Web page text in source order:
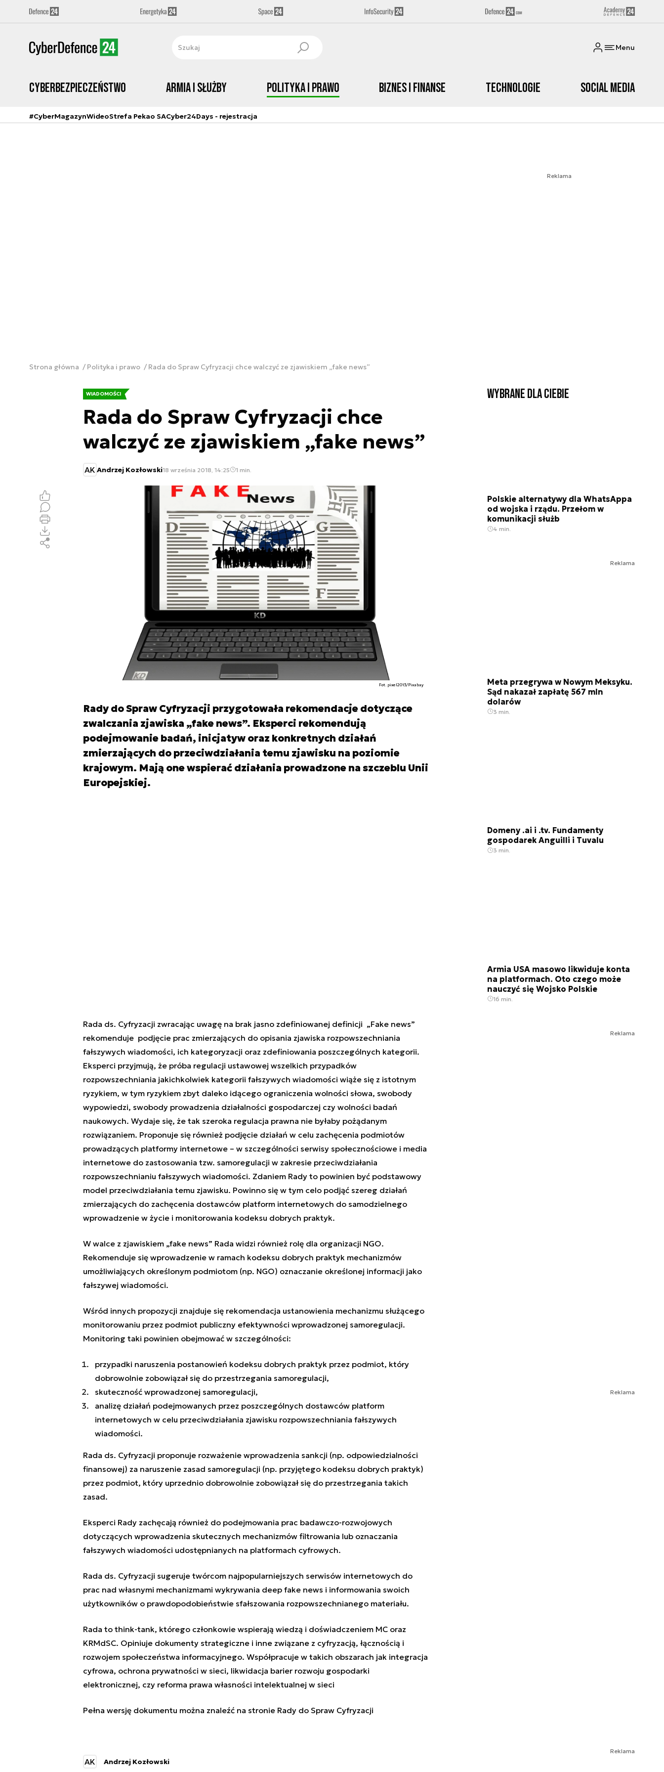
Menu
Cyberbezpieczeństwo Armia i Służby Polityka i prawo Biznes i Finanse Technologie Social media
#CyberMagazynWideoStrefa Pekao SACyber24Days - rejestracja
Reklama
Strona główna Polityka i prawo Rada do Spraw Cyfryzacji chce walczyć ze zjawiskiem „fake news”
WIADOMOŚCI
Rada do Spraw Cyfryzacji chce
walczyć ze zjawiskiem „fake news”
AK Andrzej Kozłowski18 września 2018, 14:25 1 min.
Fot. pixel2013/Pixabay
Rady do Spraw Cyfryzacji przygotowała rekomendacje dotyczące
zwalczania zjawiska „fake news”. Eksperci rekomendują
podejmowanie badań, inicjatyw oraz konkretnych działań
zmierzających do przeciwdziałania temu zjawisku na poziomie
krajowym. Mają one wspierać działania prowadzone na szczeblu Unii
Europejskiej.
Rada ds. Cyfryzacji zwracając uwagę na brak jasno zdefiniowanej definicji „Fake news”
rekomenduje podjęcie prac zmierzających do opisania zjawiska rozpowszechniania
fałszywych wiadomości, ich kategoryzacji oraz zdefiniowania poszczególnych kategorii.
Eksperci przyjmują, że próba regulacji ustawowej wszelkich przypadków
rozpowszechniania jakichkolwiek kategorii fałszywych wiadomości wiąże się z istotnym
ryzykiem, w tym ryzykiem zbyt daleko idącego ograniczenia wolności słowa, swobody
wypowiedzi, swobody prowadzenia działalności gospodarczej czy wolności badań
naukowych. Wydaje się, że tak szeroka regulacja prawna nie byłaby pożądanym
rozwiązaniem. Proponuje się również podjęcie działań w celu zachęcenia podmiotów
prowadzących platformy internetowe – w szczególności serwisy społecznościowe i media
internetowe do zastosowania tzw. samoregulacji w zakresie przeciwdziałania
rozpowszechnianiu fałszywych wiadomości. Zdaniem Rady to powinien być podstawowy
model przeciwdziałania temu zjawisku. Powinno się w tym celo podjąć szereg działań
zmierzających do zachęcenia dostawców platform internetowych do samodzielnego
wprowadzenie w życie i monitorowania kodeksu dobrych praktyk.
W walce z zjawiskiem „fake news” Rada widzi również rolę dla organizacji NGO.
Rekomenduje się wprowadzenie w ramach kodeksu dobrych praktyk mechanizmów
umożliwiających określonym podmiotom (np. NGO) oznaczanie określonej informacji jako
fałszywej wiadomości.
Wśród innych propozycji znajduje się rekomendacja ustanowienia mechanizmu służącego
monitorowaniu przez podmiot publiczny efektywności wprowadzonej samoregulacji.
Monitoring taki powinien obejmować w szczególności:
przypadki naruszenia postanowień kodeksu dobrych praktyk przez podmiot, który
dobrowolnie zobowiązał się do przestrzegania samoregulacji,
skuteczność wprowadzonej samoregulacji,
analizę działań podejmowanych przez poszczególnych dostawców platform
internetowych w celu przeciwdziałania zjawisku rozpowszechniania fałszywych
wiadomości.
Rada ds. Cyfryzacji proponuje rozważenie wprowadzenia sankcji (np. odpowiedzialności
finansowej) za naruszenie zasad samoregulacji (np. przyjętego kodeksu dobrych praktyk)
przez podmiot, który uprzednio dobrowolnie zobowiązał się do przestrzegania takich
zasad.
Eksperci Rady zachęcają również do podejmowania prac badawczo-rozwojowych
dotyczących wprowadzenia skutecznych mechanizmów filtrowania lub oznaczania
fałszywych wiadomości udostępnianych na platformach cyfrowych.
Rada ds. Cyfryzacji sugeruje twórcom najpopularniejszych serwisów internetowych do
prac nad własnymi mechanizmami wykrywania deep fake news i informowania swoich
użytkowników o prawdopodobieństwie sfałszowania rozpowszechnianego materiału.
Rada to think-tank, którego członkowie wspierają wiedzą i doświadczeniem MC oraz
KRMdSC. Opiniuje dokumenty strategiczne i inne związane z cyfryzacją, łącznością i
rozwojem społeczeństwa informacyjnego. Współpracuje w takich obszarach jak integracja
cyfrowa, ochrona prywatności w sieci, likwidacja barier rozwoju gospodarki
elektronicznej, czy reforma prawa własności intelektualnej w sieci
Pełna wersję dokumentu można znaleźć na stronie Rady do Spraw Cyfryzacji
AK Andrzej Kozłowski
Wybrane dla Ciebie
Polskie alternatywy dla WhatsAppa
od wojska i rządu. Przełom w
komunikacji służb
4 min.
Reklama
Meta przegrywa w Nowym Meksyku.
Sąd nakazał zapłatę 567 mln
dolarów
3 min.
Domeny .ai i .tv. Fundamenty
gospodarek Anguilli i Tuvalu
3 min.
Armia USA masowo likwiduje konta
na platformach. Oto czego może
nauczyć się Wojsko Polskie
16 min.
Reklama
Reklama
Reklama